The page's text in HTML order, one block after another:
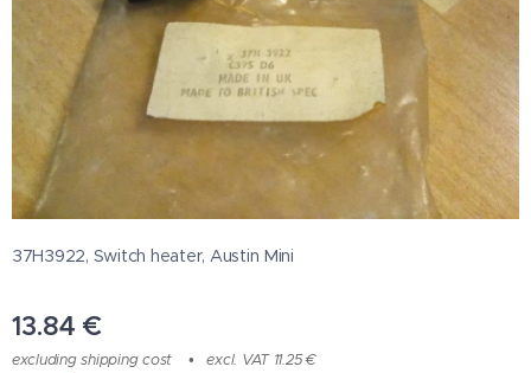
37H3922, Switch heater, Austin Mini
13.84 €
excluding shipping cost excl. VAT 11.25 €